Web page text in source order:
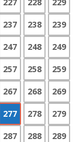
237 238
239
247 248
249
257 258
259
267 268
269
277 278
279
287 288
289